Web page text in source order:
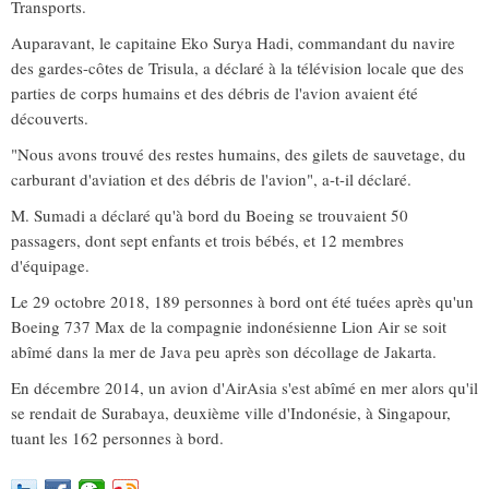
Transports.
Auparavant, le capitaine Eko Surya Hadi, commandant du navire
des gardes-côtes de Trisula, a déclaré à la télévision locale que des
parties de corps humains et des débris de l'avion avaient été
découverts.
"Nous avons trouvé des restes humains, des gilets de sauvetage, du
carburant d'aviation et des débris de l'avion", a-t-il déclaré.
M. Sumadi a déclaré qu'à bord du Boeing se trouvaient 50
passagers, dont sept enfants et trois bébés, et 12 membres
d'équipage.
Le 29 octobre 2018, 189 personnes à bord ont été tuées après qu'un
Boeing 737 Max de la compagnie indonésienne Lion Air se soit
abîmé dans la mer de Java peu après son décollage de Jakarta.
En décembre 2014, un avion d'AirAsia s'est abîmé en mer alors qu'il
se rendait de Surabaya, deuxième ville d'Indonésie, à Singapour,
tuant les 162 personnes à bord.